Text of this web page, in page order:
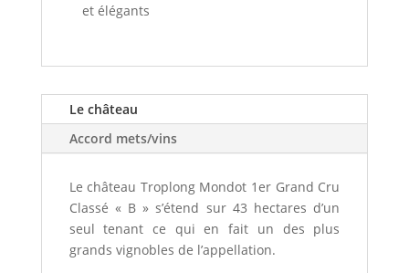
et élégants
Le château
Accord mets/vins
Le château Troplong Mondot 1er Grand Cru
Classé « B » s’étend sur 43 hectares d’un
seul tenant ce qui en fait un des plus
grands vignobles de l’appellation.